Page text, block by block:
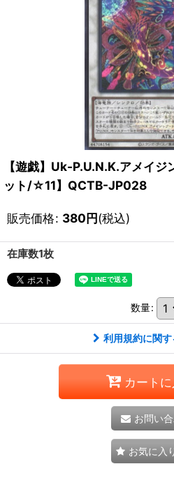
【遊戯】Uk-P.U.N.K.アメイ
ット/☆11】QCTB-JP028
販売価格: 380円(税込)
在庫数1枚
数量:
利用規約に関
カート
お問い
お気に入